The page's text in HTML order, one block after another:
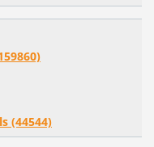
(44544)